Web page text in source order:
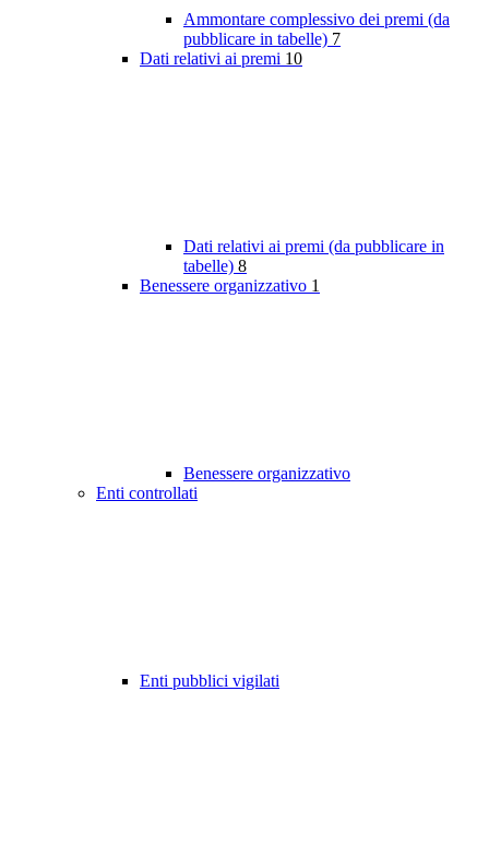
Ammontare complessivo dei premi (da
pubblicare in tabelle) 7
Dati relativi ai premi 10
Dati relativi ai premi (da pubblicare in
tabelle) 8
Benessere organizzativo 1
Benessere organizzativo
Enti controllati
Enti pubblici vigilati